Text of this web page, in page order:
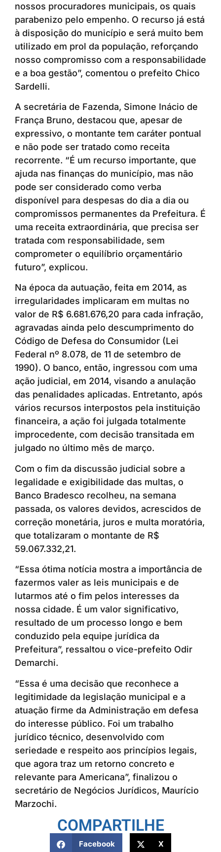
nossos procuradores municipais, os quais
parabenizo pelo empenho. O recurso já está
à disposição do município e será muito bem
utilizado em prol da população, reforçando
nosso compromisso com a responsabilidade
e a boa gestão”, comentou o prefeito Chico
Sardelli.
A secretária de Fazenda, Simone Inácio de
França Bruno, destacou que, apesar de
expressivo, o montante tem caráter pontual
e não pode ser tratado como receita
recorrente. “É um recurso importante, que
ajuda nas finanças do município, mas não
pode ser considerado como verba
disponível para despesas do dia a dia ou
compromissos permanentes da Prefeitura. É
uma receita extraordinária, que precisa ser
tratada com responsabilidade, sem
comprometer o equilíbrio orçamentário
futuro”, explicou.
Na época da autuação, feita em 2014, as
irregularidades implicaram em multas no
valor de R$ 6.681.676,20 para cada infração,
agravadas ainda pelo descumprimento do
Código de Defesa do Consumidor (Lei
Federal nº 8.078, de 11 de setembro de
1990). O banco, então, ingressou com uma
ação judicial, em 2014, visando a anulação
das penalidades aplicadas. Entretanto, após
vários recursos interpostos pela instituição
financeira, a ação foi julgada totalmente
improcedente, com decisão transitada em
julgado no último mês de março.
Com o fim da discussão judicial sobre a
legalidade e exigibilidade das multas, o
Banco Bradesco recolheu, na semana
passada, os valores devidos, acrescidos de
correção monetária, juros e multa moratória,
que totalizaram o montante de R$
59.067.332,21.
“Essa ótima notícia mostra a importância de
fazermos valer as leis municipais e de
lutarmos até o fim pelos interesses da
nossa cidade. É um valor significativo,
resultado de um processo longo e bem
conduzido pela equipe jurídica da
Prefeitura”, ressaltou o vice-prefeito Odir
Demarchi.
“Essa é uma decisão que reconhece a
legitimidade da legislação municipal e a
atuação firme da Administração em defesa
do interesse público. Foi um trabalho
jurídico técnico, desenvolvido com
seriedade e respeito aos princípios legais,
que agora traz um retorno concreto e
relevante para Americana”, finalizou o
secretário de Negócios Jurídicos, Maurício
Marzochi.
COMPARTILHE
Facebook X